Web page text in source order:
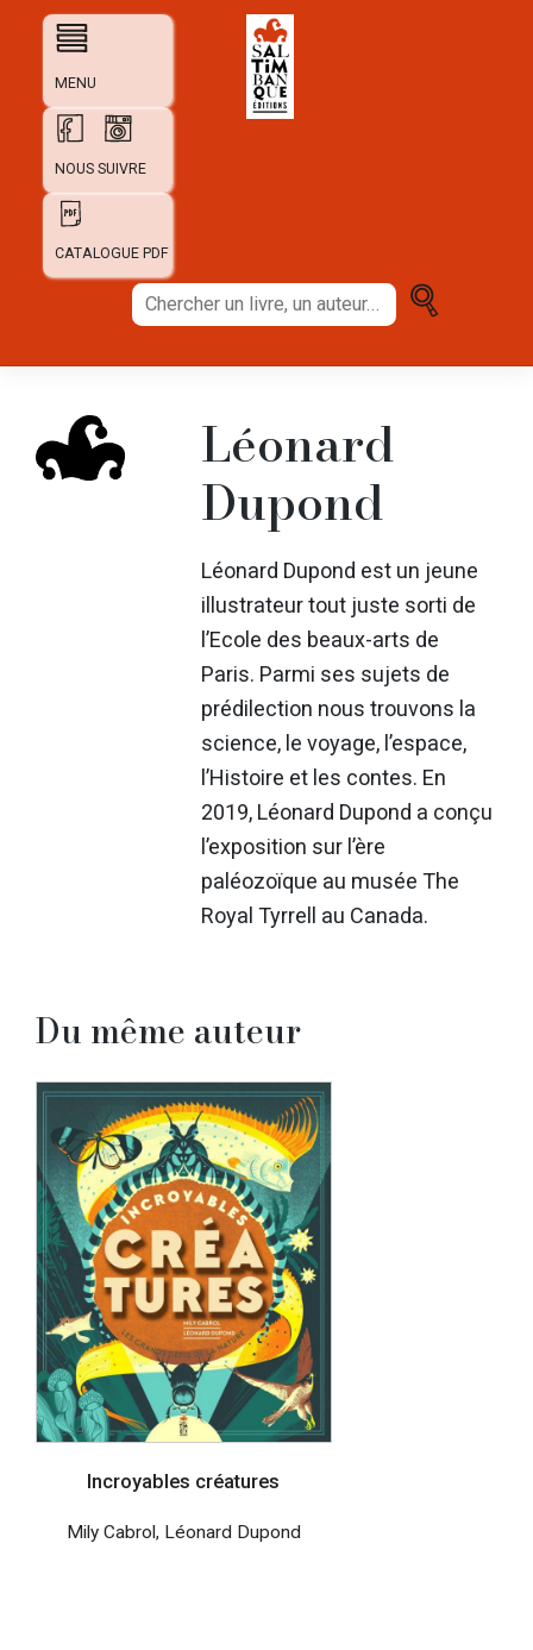
MENU
NOUS SUIVRE
CATALOGUE PDF
Chercher
un
Léonard
Dupond
Léonard Dupond est un jeune
illustrateur tout juste sorti de
l’Ecole des beaux-arts de
Paris. Parmi ses sujets de
prédilection nous trouvons la
science, le voyage, l’espace,
l’Histoire et les contes. En
2019, Léonard Dupond a conçu
l’exposition sur l’ère
paléozoïque au musée The
Royal Tyrrell au Canada.
Du même auteur
Incroyables créatures
Mily Cabrol , Léonard Dupond